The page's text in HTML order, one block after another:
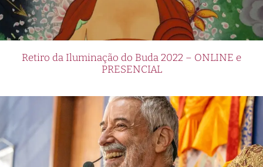
Retiro da Iluminação do Buda 2022 – ONLINE e
PRESENCIAL